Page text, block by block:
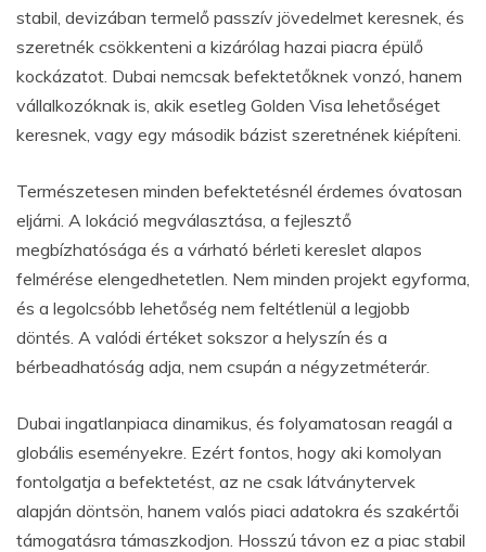
stabil, devizában termelő passzív jövedelmet keresnek, és
szeretnék csökkenteni a kizárólag hazai piacra épülő
kockázatot. Dubai nemcsak befektetőknek vonzó, hanem
vállalkozóknak is, akik esetleg Golden Visa lehetőséget
keresnek, vagy egy második bázist szeretnének kiépíteni.
Természetesen minden befektetésnél érdemes óvatosan
eljárni. A lokáció megválasztása, a fejlesztő
megbízhatósága és a várható bérleti kereslet alapos
felmérése elengedhetetlen. Nem minden projekt egyforma,
és a legolcsóbb lehetőség nem feltétlenül a legjobb
döntés. A valódi értéket sokszor a helyszín és a
bérbeadhatóság adja, nem csupán a négyzetméterár.
Dubai ingatlanpiaca dinamikus, és folyamatosan reagál a
globális eseményekre. Ezért fontos, hogy aki komolyan
fontolgatja a befektetést, az ne csak látványtervek
alapján döntsön, hanem valós piaci adatokra és szakértői
támogatásra támaszkodjon. Hosszú távon ez a piac stabil